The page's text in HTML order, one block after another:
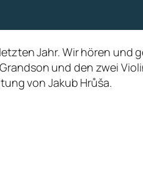
Jahr. Wir hören und
und den zwei
von Jakub Hrůša.